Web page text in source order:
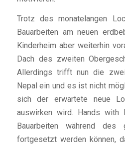
Trotz des monatelangen
Bauarbeiten am neuen
Kinderheim aber weiterhin
Dach des zweiten
Allerdings trifft nun die
Nepal ein und es ist nicht
sich der erwartete neue
auswirken wird. Hands
Bauarbeiten während des
fortgesetzt werden können,